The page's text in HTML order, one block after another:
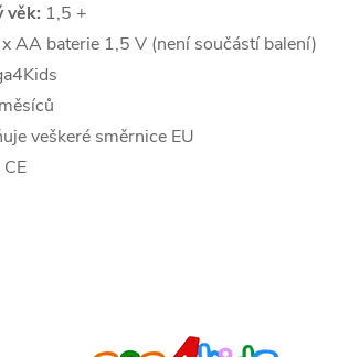
věk: 1,5 +
AA baterie 1,5 V (není součástí balení)
veškeré směrnice EU
CE